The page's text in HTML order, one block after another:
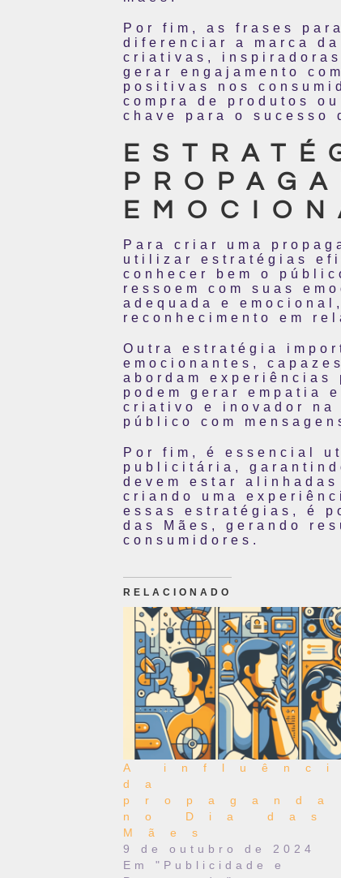
Por fim, as frases
diferenciar a marca
criativas,
gerar engajamento
positivas nos
compra de produtos
chave para o sucesso
Para criar uma
utilizar estratégias
conhecer bem o
ressoem com suas
adequada e
reconhecimento em
Outra estratégia
emocionantes,
abordam experiências
podem gerar empatia
criativo e inovador na
público com
Por fim, é essencial
publicitária,
devem estar
criando uma
essas estratégias, é
das Mães, gerando
consumidores.
RELACIONADO
A
da
propaganda
no Dia das
Mães
9 de outubro de 2024
Em "Publicidade e